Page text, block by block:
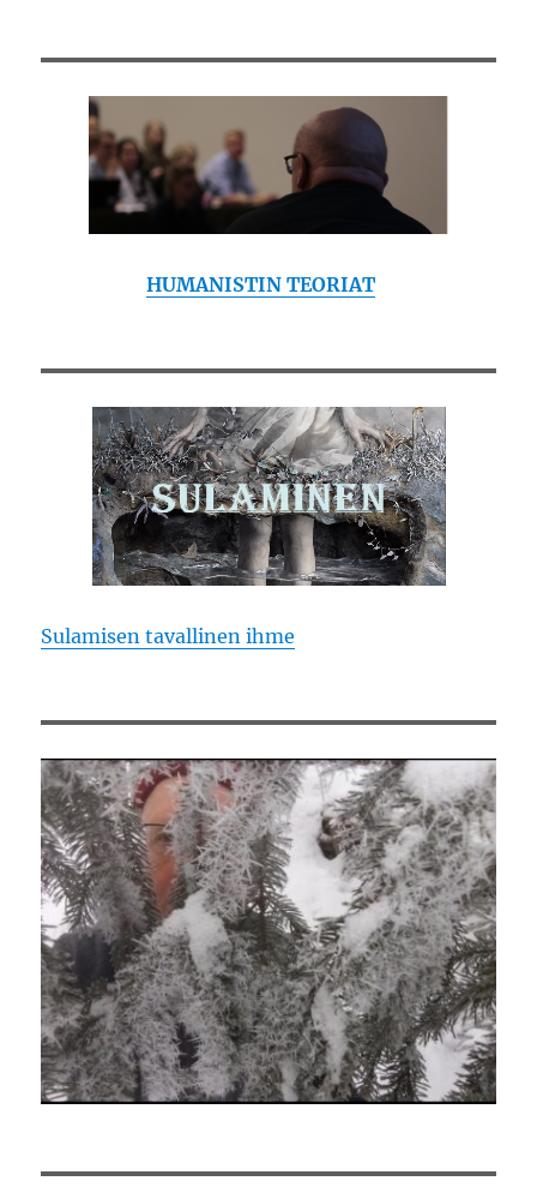
HUMANISTIN TEORIAT
Sulamisen tavallinen ihme